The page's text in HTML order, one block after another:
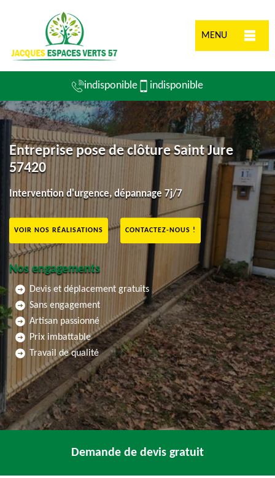
MENU
indisponible indisponible
Entreprise pose de clôture Saint Jure
57420
Intervention d'urgence, dépannage 7j/7
VOIR NOS RÉALISATIONS CONTACTEZ-NOUS !
Nos engagements
Devis et déplacement gratuits
Sans engagement
Artisan passionné
Prix imbattable
Travail de qualité
Demande de devis gratuit